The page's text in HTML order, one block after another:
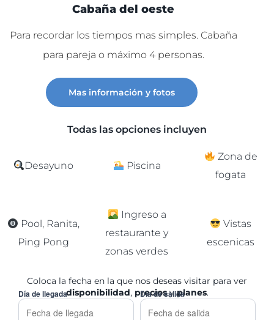
Cabaña del oeste
Para recordar los tiempos mas simples. Cabaña
para pareja o máximo 4 personas.
Mas información y fotos
Todas las opciones incluyen
Desayuno Piscina
Zona de
fogata
Pool, Ranita,
Ping Pong
Ingreso a
restaurante y
zonas verdes
Vistas
escenicas
Coloca la fecha en la que nos deseas visitar para ver
disponibilidad, preciosyplanes.
Día de llegada Día de salida